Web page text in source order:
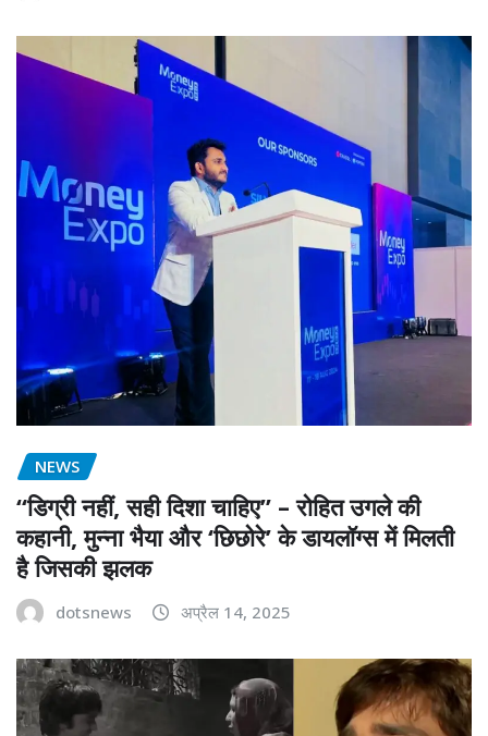
NEWS
“डिग्री नहीं, सही दिशा चाहिए” – रोहित उगले की
कहानी, मुन्ना भैया और ‘छिछोरे’ के डायलॉग्स में मिलती
है जिसकी झलक
dotsnews अप्रैल 14, 2025